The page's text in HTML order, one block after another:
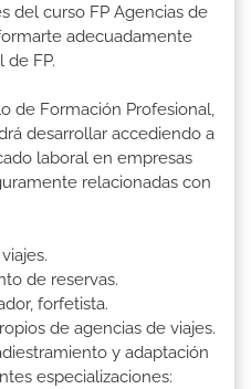
del curso FP Agencias de
adecuadamente
de FP.
de Formación Profesional,
desarrollar accediendo a
laboral en empresas
relacionadas con
de reservas.
forfetista.
de agencias de viajes.
y adaptación
especializaciones: